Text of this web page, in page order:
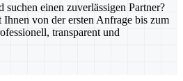
suchen einen zuverlässigen Partner?
Ihnen von der ersten Anfrage bis zum
transparent und